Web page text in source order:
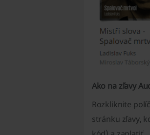
Ako na zľavy
Rozkliknite
stránku zľavy,